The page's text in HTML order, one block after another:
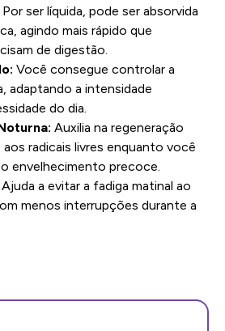
Por ser líquida, pode ser absorvida
agindo mais rápido que
de digestão.
Você consegue controlar a
adaptando a intensidade
do dia.
Auxilia na regeneração
radicais livres enquanto você
envelhecimento precoce.
Ajuda a evitar a fadiga matinal ao
menos interrupções durante a